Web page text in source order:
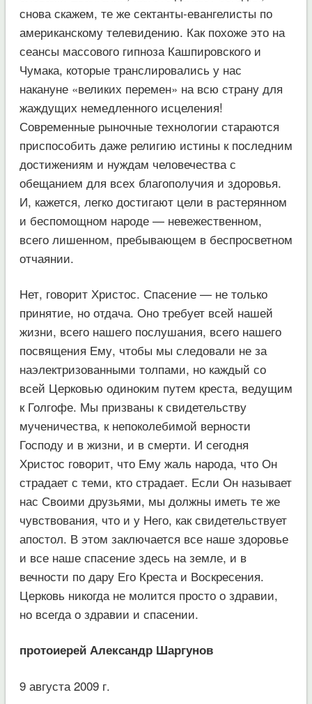
снова скажем, те же сектанты-евангелисты по
американскому телевидению. Как похоже это на
сеансы массового гипноза Кашпировского и
Чумака, которые транслировались у нас
накануне «великих перемен» на всю страну для
жаждущих немедленного исцеления!
Современные рыночные технологии стараются
приспособить даже религию истины к последним
достижениям и нуждам человечества с
обещанием для всех благополучия и здоровья.
И, кажется, легко достигают цели в растерянном
и беспомощном народе — невежественном,
всего лишенном, пребывающем в беспросветном
отчаянии.
Нет, говорит Христос. Спасение — не только
принятие, но отдача. Оно требует всей нашей
жизни, всего нашего послушания, всего нашего
посвящения Ему, чтобы мы следовали не за
наэлектризованными толпами, но каждый со
всей Церковью одиноким путем креста, ведущим
к Голгофе. Мы призваны к свидетельству
мученичества, к непоколебимой верности
Господу и в жизни, и в смерти. И сегодня
Христос говорит, что Ему жаль народа, что Он
страдает с теми, кто страдает. Если Он называет
нас Своими друзьями, мы должны иметь те же
чувствования, что и у Него, как свидетельствует
апостол. В этом заключается все наше здоровье
и все наше спасение здесь на земле, и в
вечности по дару Его Креста и Воскресения.
Церковь никогда не молится просто о здравии,
но всегда о здравии и спасении.
протоиерей Александр Шаргунов
9 августа 2009 г.